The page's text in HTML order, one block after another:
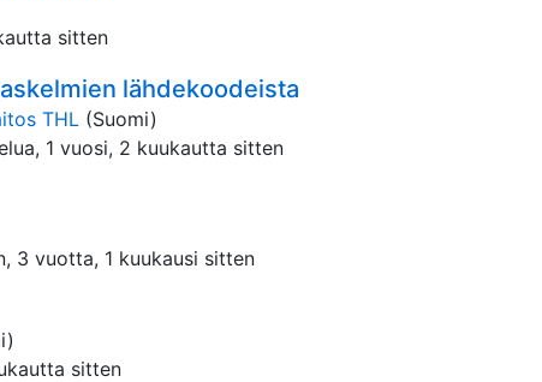
sitten
lähdekoodeista
THL (Suomi)
1 vuosi, 2 kuukautta sitten
3 vuotta, 1 kuukausi sitten
sitten